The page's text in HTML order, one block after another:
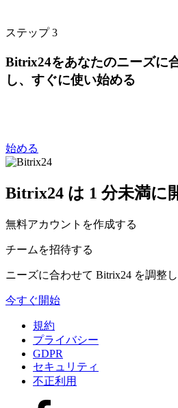
ステップ 3
Bitrix24をあなたのニーズに
し、すぐに使い始める
始める
Bitrix24 は 1 分未満に
無料アカウントを作成する
チームを招待する
ニーズに合わせて Bitrix24 を調整
今すぐ開始
規約
プライバシー
GDPR
セキュリティ
不正利用